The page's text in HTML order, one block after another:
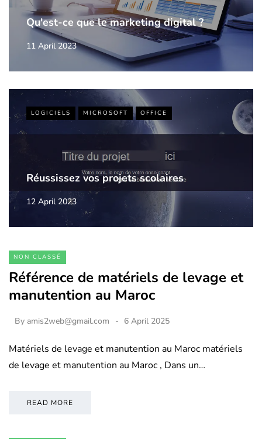
Qu'est-ce que le marketing digital ?
11 April 2023
LOGICIELS MICROSOFT OFFICE
Réussissez vos projets scolaires
12 April 2023
NON CLASSÉ
Référence de matériels de levage et
manutention au Maroc
By amis2web@gmail.com 6 April 2025
Matériels de levage et manutention au Maroc matériels
de levage et manutention au Maroc , Dans un…
READ MORE